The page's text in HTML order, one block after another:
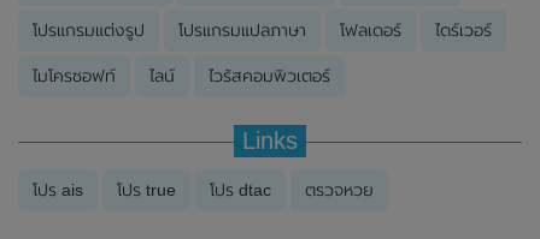
โปรแกรมแต่งรูป โปรแกรมแปลภาษา โฟลเดอร์ ไดร์เวอร์
ไมโครซอฟท์ ไลน์ ไวรัสคอมพิวเตอร์
Links
โปร ais โปร true โปร dtac ตรวจหวย